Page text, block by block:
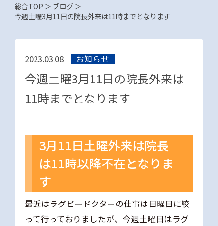
総合TOP
ブログ
今週土曜3月11日の院長外来は11時までとなります
2023.03.08 お知らせ
今週土曜3月11日の院長外来は
11時までとなります
3月11日土曜外来は院長
は11時以降不在となりま
す
最近はラグビードクターの仕事は日曜日に絞
って行っておりましたが、今週土曜日はラグ